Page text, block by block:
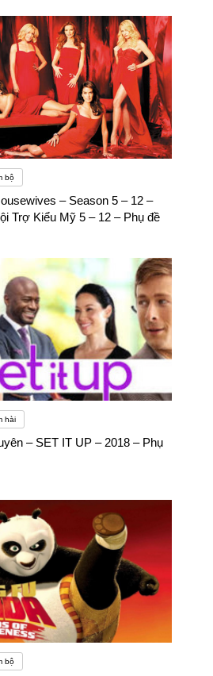
bộ
– Season 5 – 12 –
Trợ Kiểu Mỹ 5 – 12 – Phụ đề
hài
– SET IT UP – 2018 – Phụ
bộ